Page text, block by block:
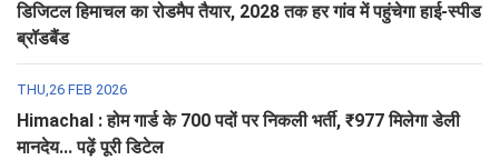
डिजिटल हिमाचल का रोडमैप तैयार, 2028 तक हर गांव में पहुंचेगा हाई-स्पीड
ब्रॉडबैंड
THU,26 FEB 2026
Himachal : होम गार्ड के 700 पदों पर निकली भर्ती, ₹977 मिलेगा डेली
मानदेय... पढ़ें पूरी डिटेल